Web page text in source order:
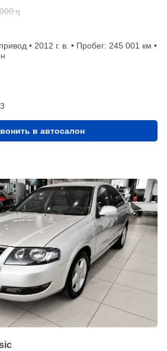
q
• 2012 г. в. • Пробег: 245 001 км •
в автосалон